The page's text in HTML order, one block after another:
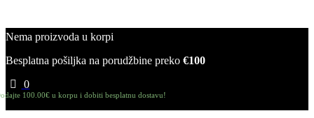
Nema proizvoda u korpi
Besplatna pošiljka na porudžbine preko €100
0
100.00€ u korpu i dobiti besplatnu dostavu!